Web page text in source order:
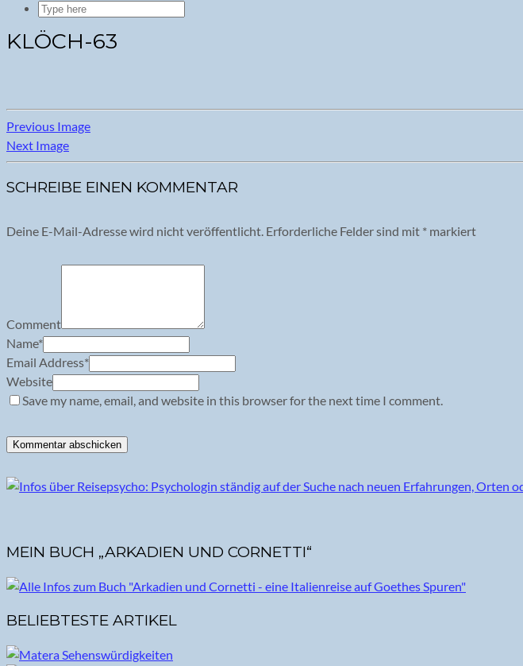
KLÖCH-63
Previous Image
Next Image
SCHREIBE EINEN KOMMENTAR
Deine E-Mail-Adresse wird nicht veröffentlicht. Erforderliche Felder sind mit * markiert
Comment
Name*
Email Address*
Website
Save my name, email, and website in this browser for the next time I comment.
MEIN BUCH „ARKADIEN UND CORNETTI“
BELIEBTESTE ARTIKEL